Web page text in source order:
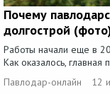
Почему
долгострой
Работы начали еще в
Как оказалось,
Павлодар-онлайн
12